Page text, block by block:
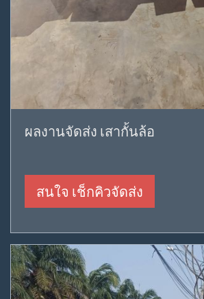
ผลงานจัดส่ง เสากั้นล้อ
สนใจ เช็กคิวจัดส่ง